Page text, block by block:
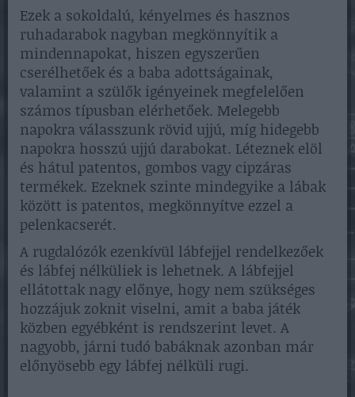
Ezek a sokoldalú, kényelmes és hasznos
ruhadarabok nagyban megkönnyítik a
mindennapokat, hiszen egyszerűen
cserélhetőek és a baba adottságainak,
valamint a szülők igényeinek megfelelően
számos típusban elérhetőek. Melegebb
napokra válasszunk rövid ujjú, míg hidegebb
napokra hosszú ujjú darabokat. Léteznek elöl
és hátul patentos, gombos vagy cipzáras
termékek. Ezeknek szinte mindegyike a lábak
között is patentos, megkönnyítve ezzel a
pelenkacserét.
A rugdalózók ezenkívül lábfejjel rendelkezőek
és lábfej nélküliek is lehetnek. A lábfejjel
ellátottak nagy előnye, hogy nem szükséges
hozzájuk zoknit viselni, amit a baba játék
közben egyébként is rendszerint levet. A
nagyobb, járni tudó babáknak azonban már
előnyösebb egy lábfej nélküli rugi.